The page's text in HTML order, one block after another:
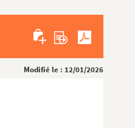
Modifié le : 12/01/2026